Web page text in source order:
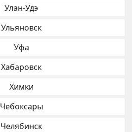
Улан-Удэ
Ульяновск
Уфа
Хабаровск
Химки
Чебоксары
Челябинск